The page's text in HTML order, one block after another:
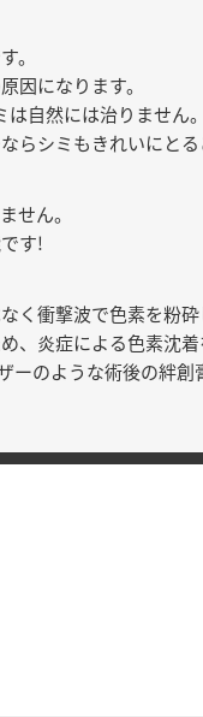
。
因になります。
自然には治りません。
らシミもきれいにと
せん。
す!
く衝撃波で色素を粉砕
、炎症による色素沈
ーのような術後の絆創